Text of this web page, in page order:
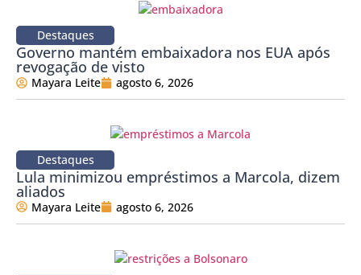
Destaques
Governo mantém embaixadora nos EUA após
revogação de visto
Mayara Leite agosto 6, 2026
Destaques
Lula minimizou empréstimos a Marcola, dizem
aliados
Mayara Leite agosto 6, 2026